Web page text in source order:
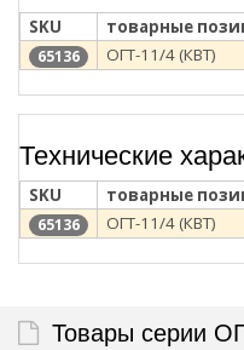
SKU товарные
65136 ОГТ-11/4 (КВТ)
Технические
SKU товарные
65136 ОГТ-11/4 (КВТ)
Товары серии